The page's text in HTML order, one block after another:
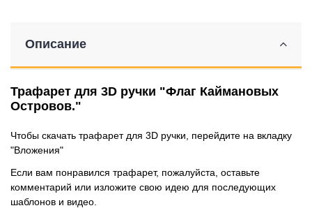
Описание
Трафарет для 3D ручки "Флаг Каймановых
Островов."
Чтобы скачать трафарет для 3D ручки, перейдите на вкладку
"Вложения"
Если вам понравился трафарет, пожалуйста, оставьте
комментарий или изложите свою идею для последующих
шаблонов и видео.